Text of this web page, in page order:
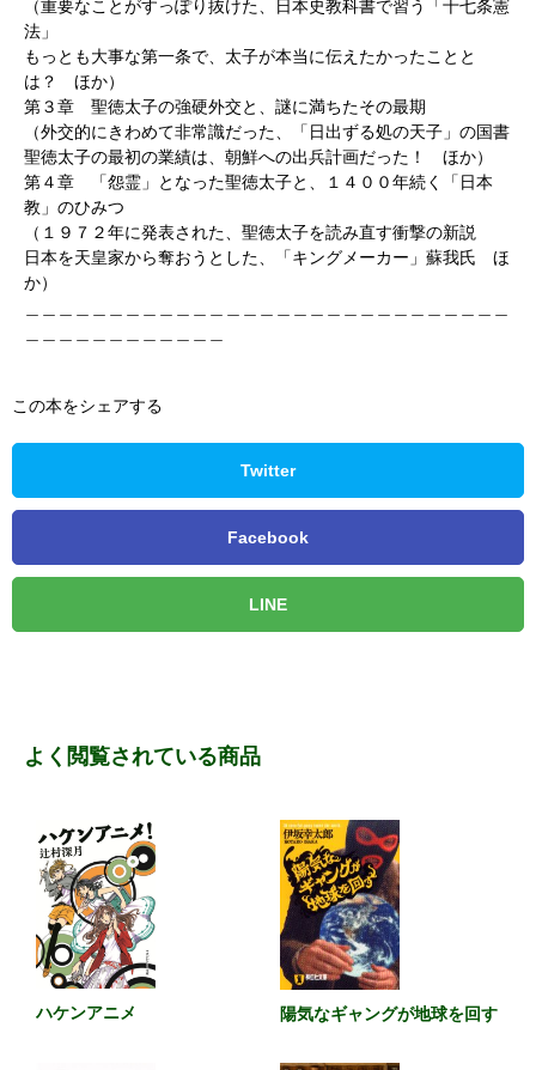
（重要なことがすっぽり抜けた、日本史教科書で習う「十七条憲
法」
もっとも大事な第一条で、太子が本当に伝えたかったことと
は？ ほか）
第３章 聖徳太子の強硬外交と、謎に満ちたその最期
（外交的にきわめて非常識だった、「日出ずる処の天子」の国書
聖徳太子の最初の業績は、朝鮮への出兵計画だった！ ほか）
第４章 「怨霊」となった聖徳太子と、１４００年続く「日本
教」のひみつ
（１９７２年に発表された、聖徳太子を読み直す衝撃の新説
日本を天皇家から奪おうとした、「キングメーカー」蘇我氏 ほ
か）
この本をシェアする
Twitter
Facebook
LINE
よく閲覧されている商品
ハケンアニメ 陽気なギャングが地球を回す